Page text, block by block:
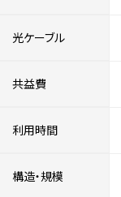
光ケーブル
共益費
利用時間
構造・規模